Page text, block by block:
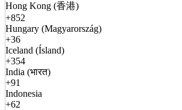
Hong Kong (香港)
+852
Hungary (Magyarország)
+36
Iceland (Ísland)
+354
India (भारत)
+91
Indonesia
+62